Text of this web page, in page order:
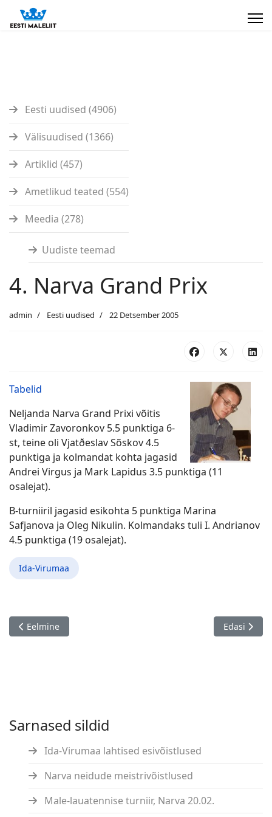
Eesti uudised (4906)
Välisuudised (1366)
Artiklid (457)
Ametlikud teated (554)
Meedia (278)
Uudiste teemad
4. Narva Grand Prix
admin Eesti uudised 22 Detsember 2005
Tabelid
Neljanda Narva Grand Prixi võitis
Vladimir Zavoronkov 5.5 punktiga 6-
st, teine oli Vjatðeslav Sõskov 4.5
punktiga ja kolmandat kohta jagasid
Andrei Virgus ja Mark Lapidus 3.5 punktiga (11
osalejat).
B-turniiril jagasid esikohta 5 punktiga Marina
Safjanova ja Oleg Nikulin. Kolmandaks tuli I. Andrianov
4.5 punktiga (19 osalejat).
Ida-Virumaa
Eelmine artikkel: Nädalalõputurniiride sari
Eelmine Järgmine
Edasi
Sarnased sildid
Ida-Virumaa lahtised esivõistlused
Narva neidude meistrivõistlused
Male-lauatennise turniir, Narva 20.02.